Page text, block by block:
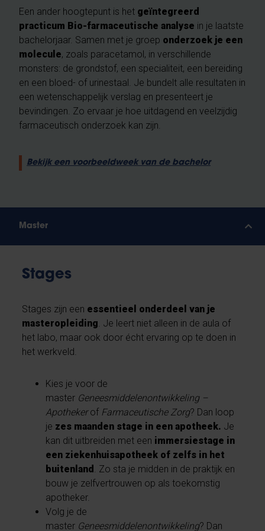
Een ander hoogtepunt is het geïntegreerd
practicum Bio-farmaceutische analyse in je laatste
bachelorjaar. Samen met je groep onderzoek je een
molecule, zoals paracetamol, in verschillende
monsters: de grondstof, een specialiteit, een bereiding
en een bloed- of urinestaal. Je bundelt alle resultaten in
een wetenschappelijk verslag en presenteert je
bevindingen. Zo ervaar je hoe uitdagend en veelzijdig
farmaceutisch onderzoek kan zijn.
Bekijk een voorbeeldweek van de bachelor
Master
Stages
Stages zijn een essentieel onderdeel van je
masteropleiding . Je leert niet alleen in de aula of
het labo, maar ook door écht ervaring op te doen in
het werkveld.
Kies je voor de
master Geneesmiddelenontwikkeling –
Apothekerof Farmaceutische Zorg? Dan loop
je zes maanden stage in een apotheek. Je
kan dit uitbreiden met een immersiestage in
een ziekenhuisapotheek of zelfs in het
buitenland
. Zo sta je midden in de praktijk en
bouw je zelfvertrouwen op als toekomstig
apotheker.
Volg je de
master Geneesmiddelenontwikkeling? Dan